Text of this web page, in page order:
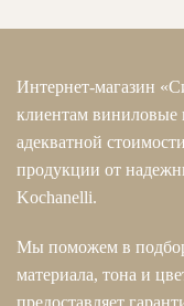
Интернет-магазин
клиентам
адекватной
продукции от
Kochanelli.
Мы поможем в
материала, тона и